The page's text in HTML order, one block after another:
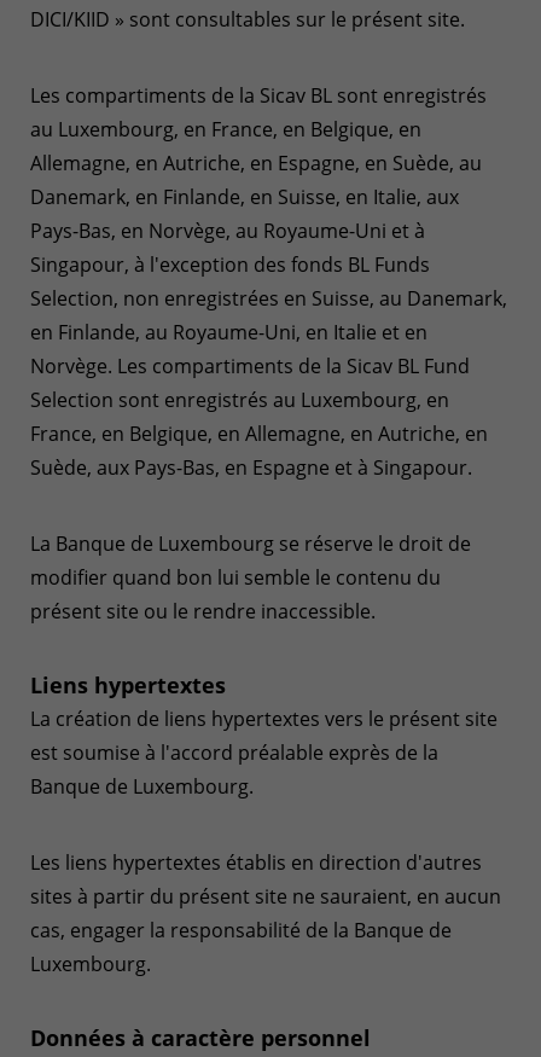
DICI/KIID » sont consultables sur le présent site.
Les compartiments de la Sicav BL sont enregistrés
au Luxembourg, en France, en Belgique, en
Allemagne, en Autriche, en Espagne, en Suède, au
Danemark, en Finlande, en Suisse, en Italie, aux
Pays-Bas, en Norvège, au Royaume-Uni et à
Singapour, à l'exception des fonds BL Funds
Selection, non enregistrées en Suisse, au Danemark,
en Finlande, au Royaume-Uni, en Italie et en
Norvège. Les compartiments de la Sicav BL Fund
Selection sont enregistrés au Luxembourg, en
France, en Belgique, en Allemagne, en Autriche, en
Suède, aux Pays-Bas, en Espagne et à Singapour.
La Banque de Luxembourg se réserve le droit de
modifier quand bon lui semble le contenu du
présent site ou le rendre inaccessible.
Liens hypertextes
La création de liens hypertextes vers le présent site
est soumise à l'accord préalable exprès de la
Banque de Luxembourg.
Les liens hypertextes établis en direction d'autres
sites à partir du présent site ne sauraient, en aucun
cas, engager la responsabilité de la Banque de
Luxembourg.
Données à caractère personnel